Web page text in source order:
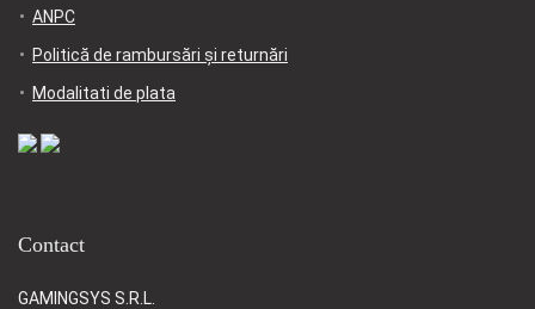
ANPC
Politică de rambursări și returnări
Modalitati de plata
Contact
GAMINGSYS S.R.L.